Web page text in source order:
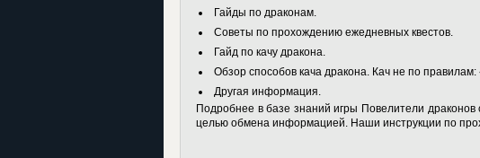
Гайды по драконам.
Советы по прохождению ежедневных квестов.
Гайд по качу дракона.
Обзор способов кача дракона. Кач не по
Другая информация.
Подробнее в базе знаний игры Повелители
целью обмена информацией. Наши инструкции по